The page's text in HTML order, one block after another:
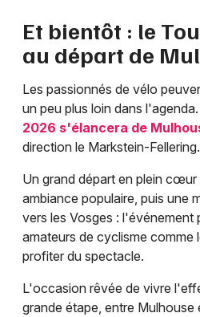
Et bientôt : le
au départ de
Les passionnés de vélo
un peu plus loin dans
2026 s'élancera de
direction le Markstein-Fellering.
Un grand départ en plein cœur
ambiance populaire, puis une
vers les Vosges : l'événement
amateurs de cyclisme comme
profiter du spectacle.
L'occasion rêvée de vivre
grande étape, entre Mulhouse